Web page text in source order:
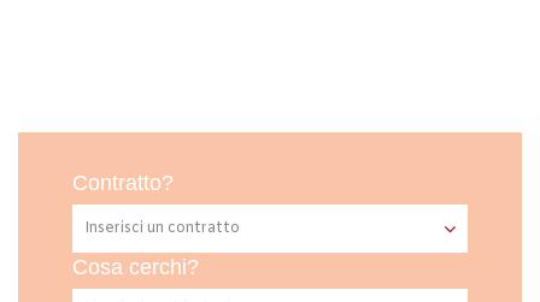
Contratto?
Cosa cerchi?